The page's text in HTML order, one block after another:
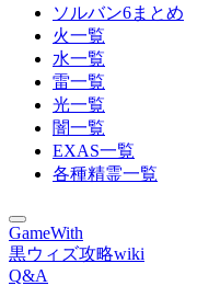
ソルバン6まとめ
火一覧
水一覧
雷一覧
光一覧
闇一覧
EXAS一覧
各種精霊一覧
GameWith
黒ウィズ攻略wiki
Q&A